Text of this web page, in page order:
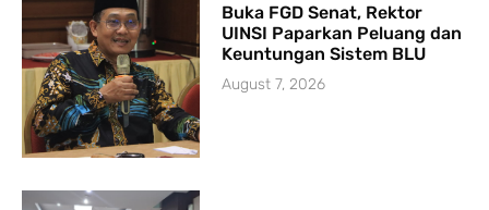
Buka FGD Senat, Rektor
UINSI Paparkan Peluang dan
Keuntungan Sistem BLU
August 7, 2026